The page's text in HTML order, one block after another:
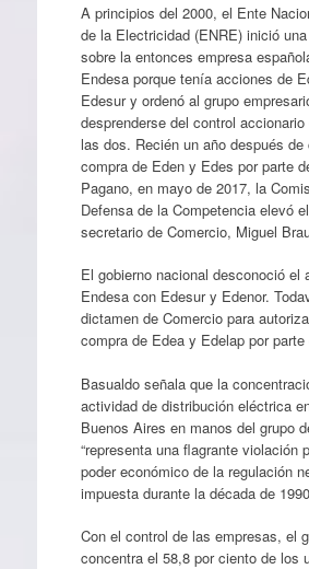
A principios del 2000, el Ente
de la Electricidad (ENRE) inició
sobre la entonces empresa
Endesa porque tenía acciones de
Edesur y ordenó al grupo
desprenderse del control
las dos. Recién un año después de
compra de Eden y Edes por parte
Pagano, en mayo de 2017, la
Defensa de la Competencia elevó
secretario de Comercio, Miguel
El gobierno nacional desconoció el
Endesa con Edesur y Edenor.
dictamen de Comercio para
compra de Edea y Edelap por parte
Basualdo señala que la
actividad de distribución eléctrica
Buenos Aires en manos del grupo
“representa una flagrante violación
poder económico de la regulación
impuesta durante la década de
Con el control de las empresas, el
concentra el 58,8 por ciento de los